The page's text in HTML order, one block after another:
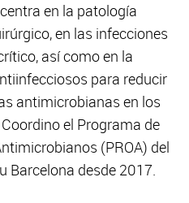
en la patología
en las infecciones
así como en la
para reducir
antimicrobianas en los
el Programa de
(PROA) del
Barcelona desde 2017.